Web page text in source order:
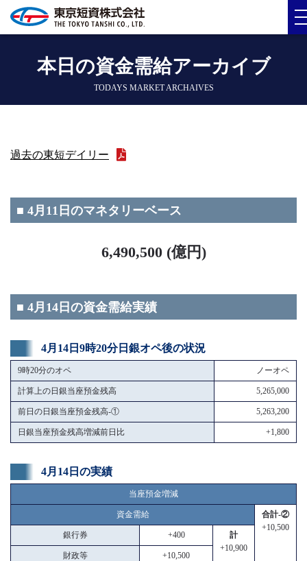
本日の資金需給アーカイブ
TODAYS MARKET ARCHAIVES
過去の東短デイリー
■ 4月11日のマネタリーベース
6,490,500 (億円)
■ 4月14日の資金需給実績
4月14日9時20分日銀オペ後の状況
9時20分のオペ ノーオペ
計算上の日銀当座預金残高 5,265,000
前日の日銀当座預金残高-① 5,263,200
日銀当座預金残高増減前日比 +1,800
4月14日の実績
当座預金増減
資金需給
合計-②
+10,500
銀行券 +400
計
+10,900
財政等 +10,500